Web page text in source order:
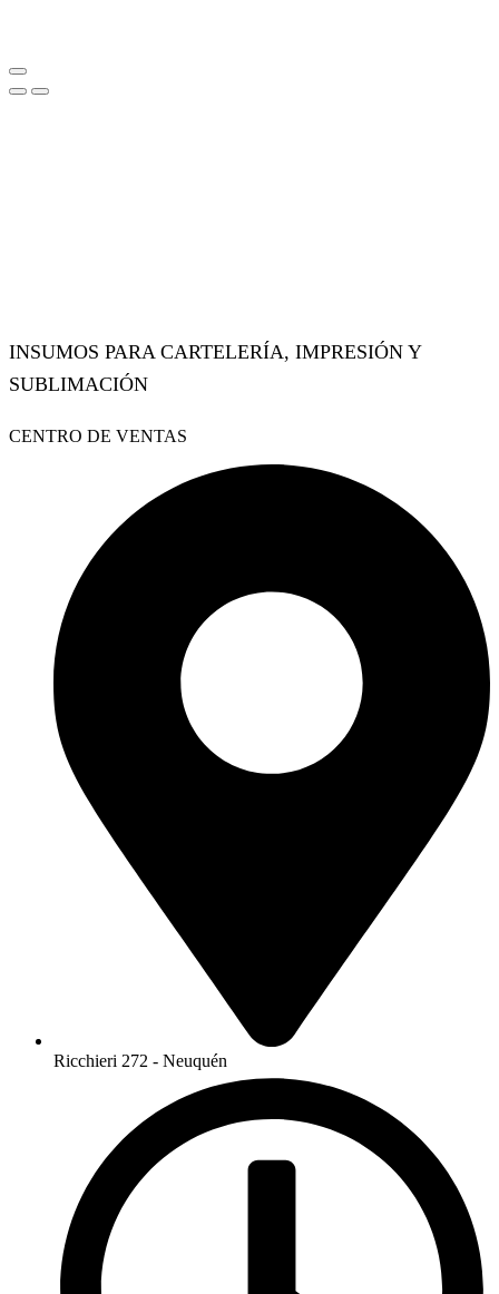
INSUMOS PARA CARTELERÍA, IMPRESIÓN Y
SUBLIMACIÓN
Facebook
Instagram
Whatsapp
CENTRO DE VENTAS
Ricchieri 272 - Neuquén